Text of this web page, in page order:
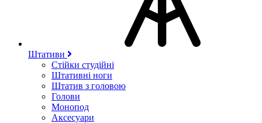
Штативи
Стійки студійні
Штативні ноги
Штатив з головою
Голови
Монопод
Аксесуари